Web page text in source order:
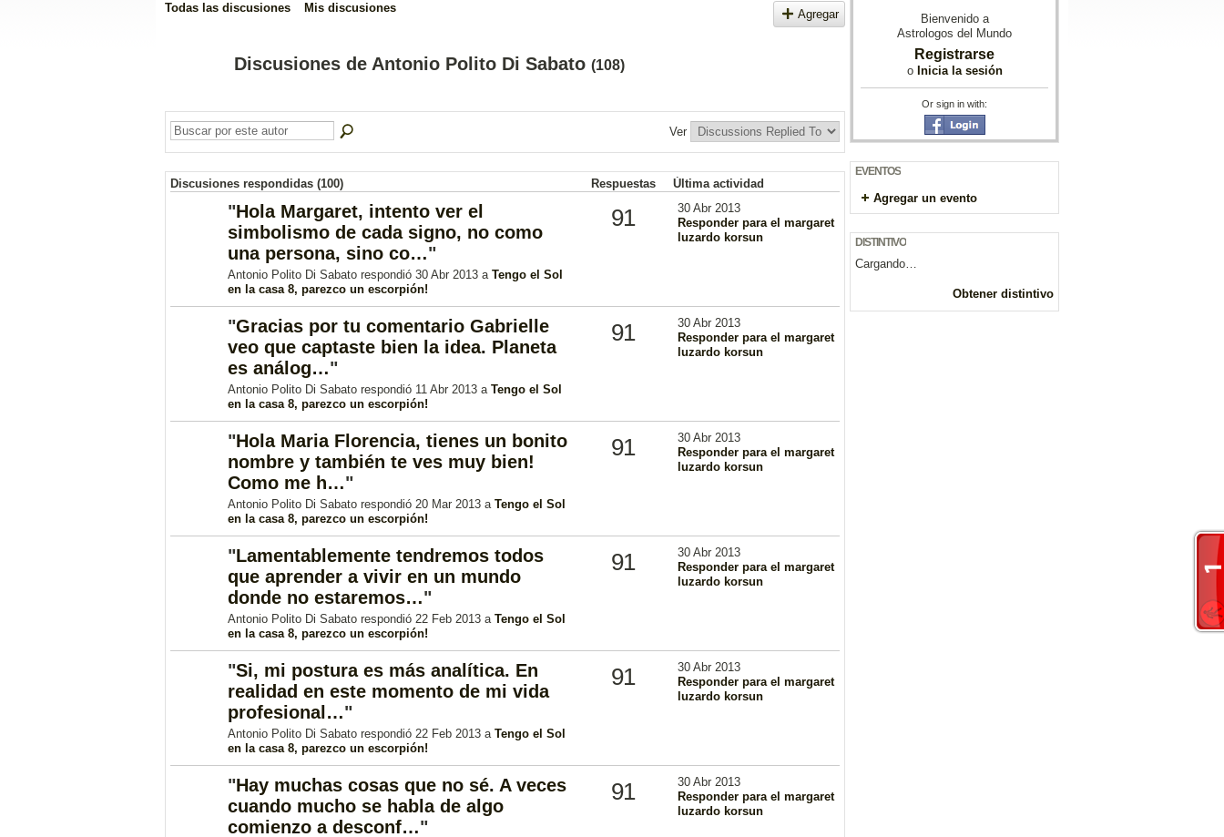
Todas las discusiones Mis discusiones Agregar
Discusiones de Antonio Polito Di Sabato (108)
Ver
Discusiones respondidas (100) Respuestas Última actividad
"Hola Margaret, intento ver el
simbolismo de cada signo, no como
una persona, sino co…"
Antonio Polito Di Sabato respondió 30 Abr 2013 a Tengo el Sol
en la casa 8, parezco un escorpión!
91
30 Abr 2013
Responder para el margaret
luzardo korsun
"Gracias por tu comentario Gabrielle
veo que captaste bien la idea. Planeta
es análog…"
Antonio Polito Di Sabato respondió 11 Abr 2013 a Tengo el Sol
en la casa 8, parezco un escorpión!
91
30 Abr 2013
Responder para el margaret
luzardo korsun
"Hola Maria Florencia, tienes un bonito
nombre y también te ves muy bien!
Como me h…"
Antonio Polito Di Sabato respondió 20 Mar 2013 a Tengo el Sol
en la casa 8, parezco un escorpión!
91
30 Abr 2013
Responder para el margaret
luzardo korsun
"Lamentablemente tendremos todos
que aprender a vivir en un mundo
donde no estaremos…"
Antonio Polito Di Sabato respondió 22 Feb 2013 a Tengo el Sol
en la casa 8, parezco un escorpión!
91
30 Abr 2013
Responder para el margaret
luzardo korsun
"Si, mi postura es más analítica. En
realidad en este momento de mi vida
profesional…"
Antonio Polito Di Sabato respondió 22 Feb 2013 a Tengo el Sol
en la casa 8, parezco un escorpión!
91
30 Abr 2013
Responder para el margaret
luzardo korsun
"Hay muchas cosas que no sé. A veces
cuando mucho se habla de algo
comienzo a desconf…"
91
30 Abr 2013
Responder para el margaret
luzardo korsun
Bienvenido a
Astrologos del Mundo
Registrarse
o Inicia la sesión
Or sign in with:
EVENTOS
Agregar un evento
DISTINTIVO
Cargando…
Obtener distintivo